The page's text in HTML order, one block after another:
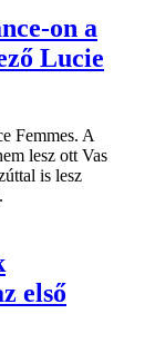
on a
Lucie
Femmes. A
lesz ott Vas
is lesz
első